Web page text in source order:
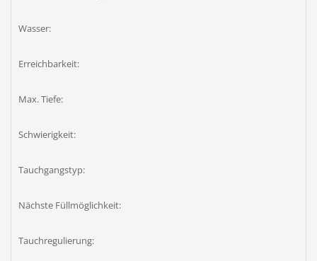
Wasser:
Erreichbarkeit:
Max. Tiefe:
Schwierigkeit:
Tauchgangstyp:
Nächste Füllmöglichkeit:
Tauchregulierung: